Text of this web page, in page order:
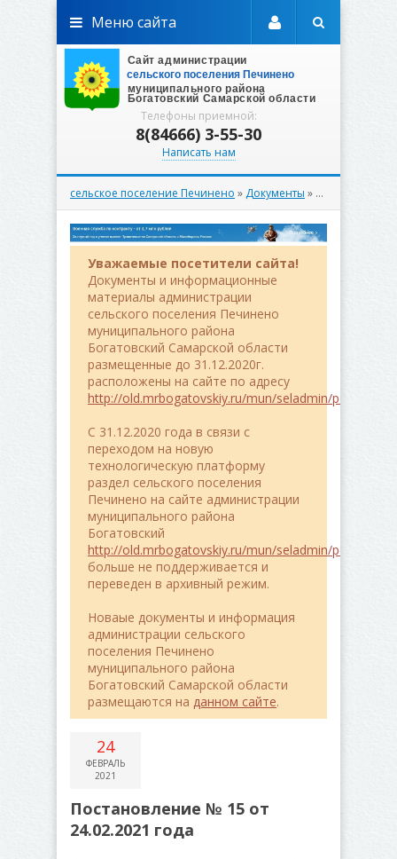
Телефоны приемной:
8(84666) 3-55-30
Написать нам
Меню сайта
сельское поселение Печинено » Документы » Постановления
Уважаемые посетители сайта!
Документы и информационные
материалы администрации
сельского поселения Печинено
муниципального района
Богатовский Самарской области
размещенные до 31.12.2020г.
расположены на сайте по адресу
http://old.mrbogatovskiy.ru/mun/seladmin/pe4ineno/
C 31.12.2020 года в связи с
переходом на новую
технологическую платформу
раздел сельского поселения
Печинено на сайте администрации
муниципального района
Богатовский
http://old.mrbogatovskiy.ru/mun/seladmin/pe4ineno/
больше не поддерживается и
переведен в архивный режим.
Новаые документы и информация
администрации сельского
поселения Печинено
муниципального района
Богатовский Самарской области
размещаются на данном сайте.
24
ФЕВРАЛЬ
2021
Постановление № 15 от
24.02.2021 года